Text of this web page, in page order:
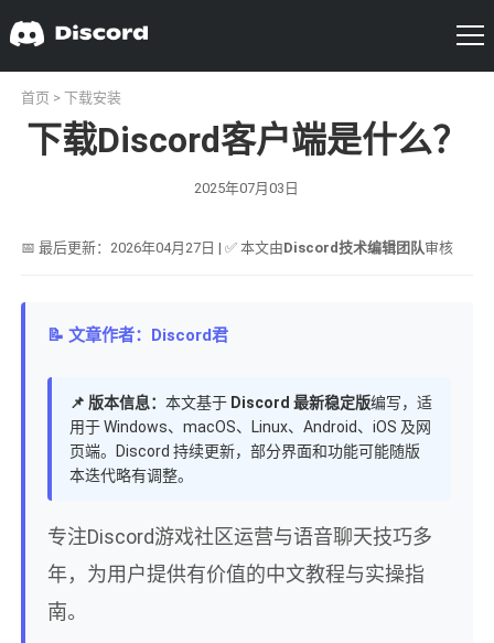
首页 > 下载安装
下载Discord客户端是什么？
2025年07月03日
📅 最后更新：2026年04月27日 | ✅ 本文由Discord技术编辑团队审核
📝 文章作者：Discord君
📌 版本信息： 本文基于 Discord 最新稳定版编写，适
用于 Windows、macOS、Linux、Android、iOS 及网
页端。Discord 持续更新，部分界面和功能可能随版
本迭代略有调整。
专注Discord游戏社区运营与语音聊天技巧多
年，为用户提供有价值的中文教程与实操指
南。